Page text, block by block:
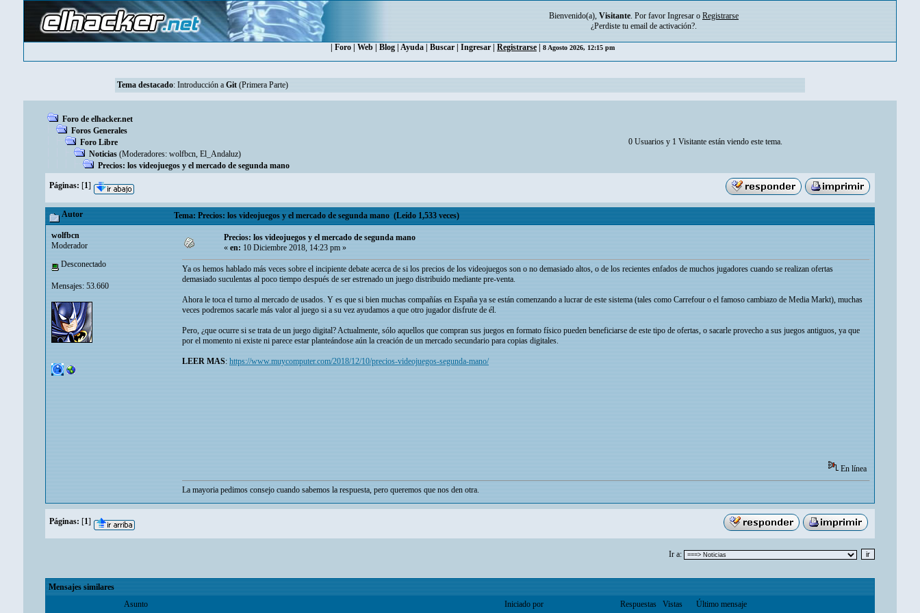
Bienvenido(a), Visitante. Por favor Ingresar o Registrarse
¿Perdiste tu email de activación?.
Foro Web Blog Ayuda Buscar Ingresar Registrarse 8 Agosto 2026, 12:15 pm
Tema destacado: Introducción a Git (Primera Parte)
Foro de elhacker.net
Foros Generales
Foro Libre
Noticias (Moderadores: wolfbcn, El_Andaluz)
Precios: los videojuegos y el mercado de segunda mano
0 Usuarios y 1 Visitante están viendo este tema.
Páginas: [1]
Autor Tema: Precios: los videojuegos y el mercado de segunda mano (Leído 1,533 veces)
wolfbcn
Moderador
Desconectado
Mensajes: 53.660
Precios: los videojuegos y el mercado de segunda mano
«en:10 Diciembre 2018, 14:23 pm »
Ya os hemos hablado más veces sobre el incipiente debate acerca de si los precios de los videojuegos son o no demasiado altos, o de los recientes enfados de muchos jugadores cuando se realizan ofertas
demasiado suculentas al poco tiempo después de ser estrenado un juego distribuido mediante pre-venta.
Ahora le toca el turno al mercado de usados. Y es que si bien muchas compañías en España ya se están comenzando a lucrar de este sistema (tales como Carrefour o el famoso cambiazo de Media Markt), muchas
veces podremos sacarle más valor al juego si a su vez ayudamos a que otro jugador disfrute de él.
Pero, ¿que ocurre si se trata de un juego digital? Actualmente, sólo aquellos que compran sus juegos en formato físico pueden beneficiarse de este tipo de ofertas, o sacarle provecho a sus juegos antiguos, ya que
por el momento ni existe ni parece estar planteándose aún la creación de un mercado secundario para copias digitales.
LEER MAS:https://www.muycomputer.com/2018/12/10/precios-videojuegos-segunda-mano/
En línea
La mayoria pedimos consejo cuando sabemos la respuesta, pero queremos que nos den otra.
Páginas: [1]
Ir a:
Mensajes similares
Asunto
Iniciado por Respuestas Vistas Último mensaje